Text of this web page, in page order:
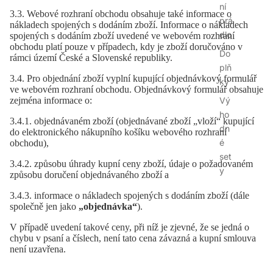
ní
prá
dlo
Do
plň
ky
Vý
ho
dn
é
set
y
3.3. Webové rozhraní obchodu obsahuje také informace o
nákladech spojených s dodáním zboží. Informace o nákladech
spojených s dodáním zboží uvedené ve webovém rozhraní
obchodu platí pouze v případech, kdy je zboží doručováno v
rámci území České a Slovenské republiky.
3.4. Pro objednání zboží vyplní kupující objednávkový formulář
ve webovém rozhraní obchodu. Objednávkový formulář obsahuje
zejména informace o:
3.4.1. objednávaném zboží (objednávané zboží „vloží“ kupující
do elektronického nákupního košíku webového rozhraní
obchodu),
3.4.2. způsobu úhrady kupní ceny zboží, údaje o požadovaném
způsobu doručení objednávaného zboží a
3.4.3. informace o nákladech spojených s dodáním zboží (dále
společně jen jako „objednávka“).
V případě uvedení takové ceny, při níž je zjevné, že se jedná o
chybu v psaní a číslech, není tato cena závazná a kupní smlouva
není uzavřena.